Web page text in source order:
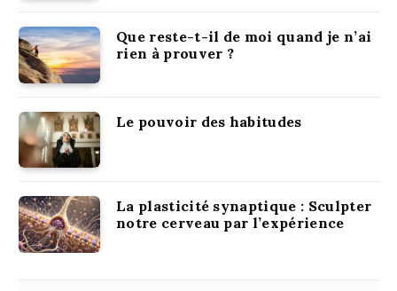
Que reste-t-il de moi quand je n’ai
rien à prouver ?
Le pouvoir des habitudes
La plasticité synaptique : Sculpter
notre cerveau par l’expérience